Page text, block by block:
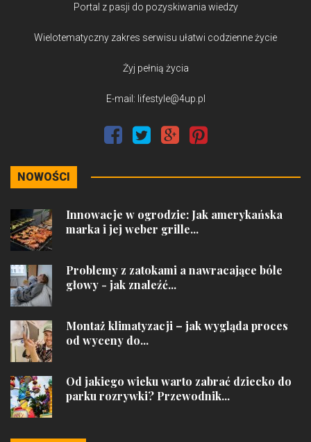
Portal z pasji do pozyskiwania wiedzy
Wielotematyczny zakres serwisu ułatwi codzienne życie
Żyj pełnią życia
E-mail: lifestyle@4up.pl
NOWOŚCI
Innowacje w ogrodzie: Jak amerykańska
marka i jej weber grille...
Problemy z zatokami a nawracające bóle
głowy - jak znaleźć...
Montaż klimatyzacji – jak wygląda proces
od wyceny do...
Od jakiego wieku warto zabrać dziecko do
parku rozrywki? Przewodnik...